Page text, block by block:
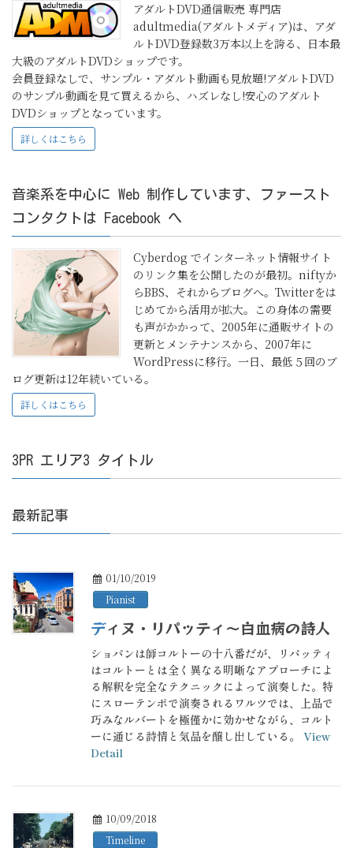
アダルトDVD通信販売 専門店
adultmedia(アダルトメディア)は、アダ
ルトDVD登録数3万本以上を誇る、日本最
大級のアダルトDVDショップです。
会員登録なしで、サンプル・アダルト動画も見放題!アダルトDVD
のサンプル動画を見て買えるから、ハズレなし!安心のアダルト
DVDショップとなっています。
詳しくはこちら
音楽系を中心に Web 制作しています、ファースト
コンタクトは Facebook へ
Cyberdog でインターネット情報サイト
のリンク集を公開したのが最初。niftyか
らBBS、それからブログへ。Twitterをは
じめてから活用が拡大。この身体の需要
も声がかかって、2005年に通販サイトの
更新とメンテナンスから、2007年に
WordPressに移行。一日、最低５回のブ
ログ更新は12年続いている。
詳しくはこちら
3PR エリア3 タイトル
最新記事
01/10/2019
Pianist
ディヌ・リパッティ〜白血病の詩人
ショパンは師コルトーの十八番だが、リパッティ
はコルトーとは全く異なる明晰なアプローチによ
る解釈を完全なテクニックによって演奏した。特
にスローテンポで演奏されるワルツでは、上品で
巧みなルバートを極僅かに効かせながら、コルト
ーに通じる詩情と気品を醸し出している。 View
Detail
10/09/2018
Timeline